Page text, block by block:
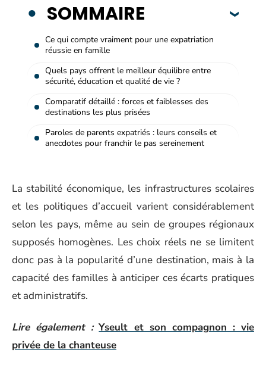
SOMMAIRE
Ce qui compte vraiment pour une expatriation
réussie en famille
Quels pays offrent le meilleur équilibre entre
sécurité, éducation et qualité de vie ?
Comparatif détaillé : forces et faiblesses des
destinations les plus prisées
Paroles de parents expatriés : leurs conseils et
anecdotes pour franchir le pas sereinement
La stabilité économique, les infrastructures scolaires
et les politiques d’accueil varient considérablement
selon les pays, même au sein de groupes régionaux
supposés homogènes. Les choix réels ne se limitent
donc pas à la popularité d’une destination, mais à la
capacité des familles à anticiper ces écarts pratiques
et administratifs.
Lire également : Yseult et son compagnon : vie
privée de la chanteuse